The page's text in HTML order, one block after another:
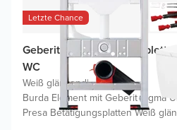
Letzte Chance
Geberit UP320 WC
WC
Weiß glänzend|
Burda Element mit Geberit Sigma
Presa Betätigungsplatten Weiß